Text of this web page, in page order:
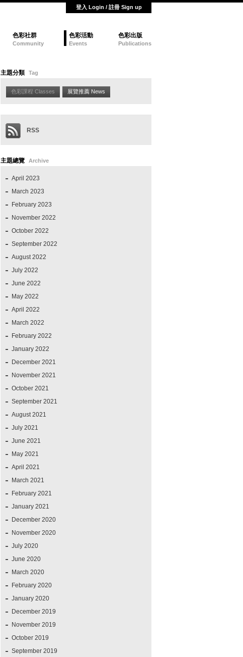
登入 Login / 註冊 Sign up
色彩社群
Community
色彩活動
Events
色彩出版
Publications
主題分類 Tag
色彩課程 Classes 展覽推薦 News
RSS
主題總覽 Archive
April 2023
March 2023
February 2023
November 2022
October 2022
September 2022
August 2022
July 2022
June 2022
May 2022
April 2022
March 2022
February 2022
January 2022
December 2021
November 2021
October 2021
September 2021
August 2021
July 2021
June 2021
May 2021
April 2021
March 2021
February 2021
January 2021
December 2020
November 2020
July 2020
June 2020
March 2020
February 2020
January 2020
December 2019
November 2019
October 2019
September 2019